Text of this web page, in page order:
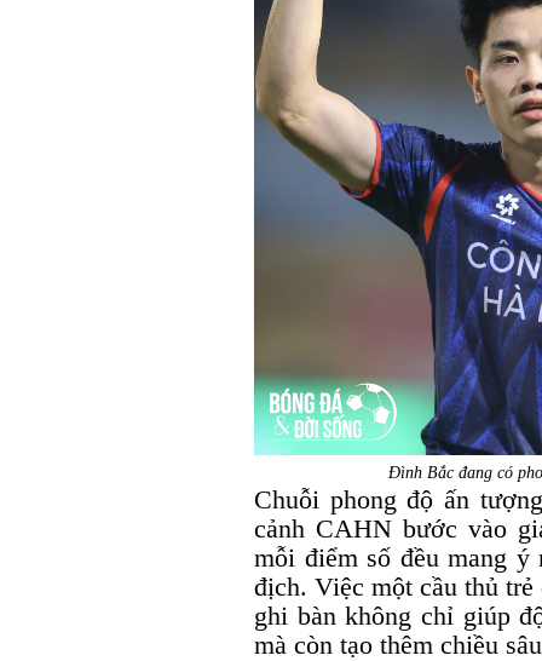
Đình Bắc đang có
Chuỗi phong độ ấn
cảnh CAHN bước vào
mỗi điểm số đều mang ý
địch. Việc một cầu thủ
ghi bàn không chỉ giúp
mà còn tạo thêm chiều